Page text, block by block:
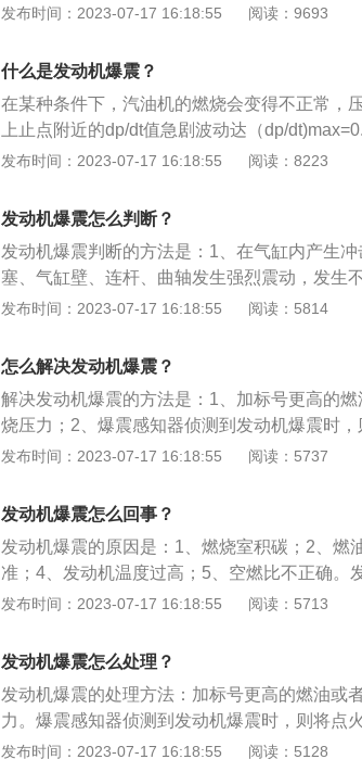
粘稠，就会导致燃烧温度增大，就会使得发动
燃油添加剂。市面上有一些高品质的燃油添加
供高清洁度动力燃油：油添加高品质的动力燃
的经济油耗区域。选择适合发动机压缩比的普
应不同的发动机压缩比，（发动机压缩比低于
缩比8.6比1到10.0比1比选用93号汽油；发动
号。定期到4S店清洗油路和喷油嘴：定期到4S
选用93号汽油的汽车，建议每5000公里到4S店
爆震和汽车油耗过高的问题。适当选用高品质
质的燃油添加剂也可以在一定的程度上解决发
费脑筋的问题。现状是4S店或者加油站所推荐
后到不会爆震的点火时机，待发动机不爆震时
燃烧，此时未燃烧的油气会承受极大的压力自
烧室内过度积碳，使压缩比增大。发动机温度
过低，压缩比高的发动机，燃烧室的压力较高
发布时间：2023-07-17 16:18:55 阅读：9693
什么是发动机爆震？
在某种条件下，汽油机的燃烧会变得不正常，
上止点附近的dp/dt值急剧波动达（dp/
度和火焰前锋形状发生急剧的改变。这种现象
的动力性、经济性、稳定性和环保性。根据动
油发动机、汽油发动机、电动汽车电动机以及
油机和柴油机均属于往复活塞式内燃机，能够
机械能并对外输出动力。汽油机转速高，质量
低。柴油机压缩比大，热效率高，经济性能和
发布时间：2023-07-17 16:18:55 阅读：8223
发动机爆震怎么判断？
发动机爆震判断的方法是：1、在气缸内产生
塞、气缸壁、连杆、曲轴发生强烈震动，发生
统温度过高；3、汽车燃料燃烧不充分，废气中
幅度波动。发动机爆震的原因是：1、点火角
油清洁度不够；4、发动机燃烧室内积碳过多
值过低。
发布时间：2023-07-17 16:18:55 阅读：5814
怎么解决发动机爆震？
解决发动机爆震的方法是：1、加标号更高的
烧压力；2、爆震感知器侦测到发动机爆震时
的点火时机，待发动机不爆震时，再慢慢的将
4、定期给发动机除积碳；5、按时更换车辆的
清器；6、检查火花塞使用情况；7、保持正常
发布时间：2023-07-17 16:18:55 阅读：5737
发动机爆震怎么回事？
发动机爆震的原因是：1、燃烧室积碳；2、燃
准；4、发动机温度过高；5、空燃比不正确。
后点火提前角；2、清洗油路和喷油嘴；3、选
塞发动机、冲压发动机、火箭发动机、涡轮发
汽缸内燃烧后膨胀气体，推动活塞做功，转变
发布时间：2023-07-17 16:18:55 阅读：5713
发动机爆震怎么处理？
发动机爆震的处理方法：加标号更高的燃油或
力。爆震感知器侦测到发动机爆震时，则将点
机，待发动机不爆震时，再慢慢的将点火提前
发布时间：2023-07-17 16:18:55 阅读：5128